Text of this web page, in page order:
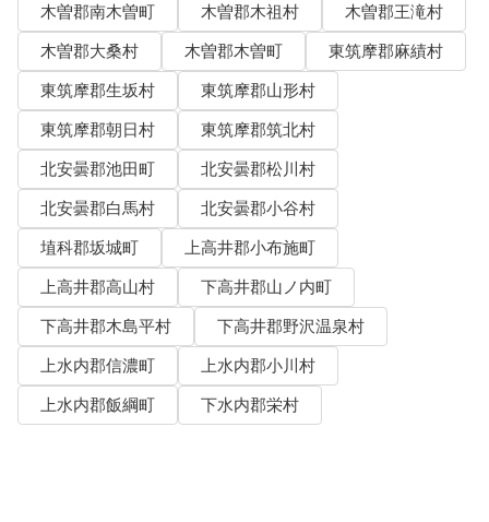
木曽郡南木曽町
木曽郡木祖村
木曽郡王滝村
木曽郡大桑村
木曽郡木曽町
東筑摩郡麻績村
東筑摩郡生坂村
東筑摩郡山形村
東筑摩郡朝日村
東筑摩郡筑北村
北安曇郡池田町
北安曇郡松川村
北安曇郡白馬村
北安曇郡小谷村
埴科郡坂城町
上高井郡小布施町
上高井郡高山村
下高井郡山ノ内町
下高井郡木島平村
下高井郡野沢温泉村
上水内郡信濃町
上水内郡小川村
上水内郡飯綱町
下水内郡栄村